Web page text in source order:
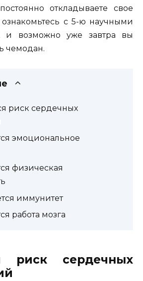
откладываете свое
ознакомьтесь с 5-ю научными
и возможно уже завтра вы
чемодан.
риск сердечных
эмоциональное
физическая
иммунитет
работа мозга
риск сердечных